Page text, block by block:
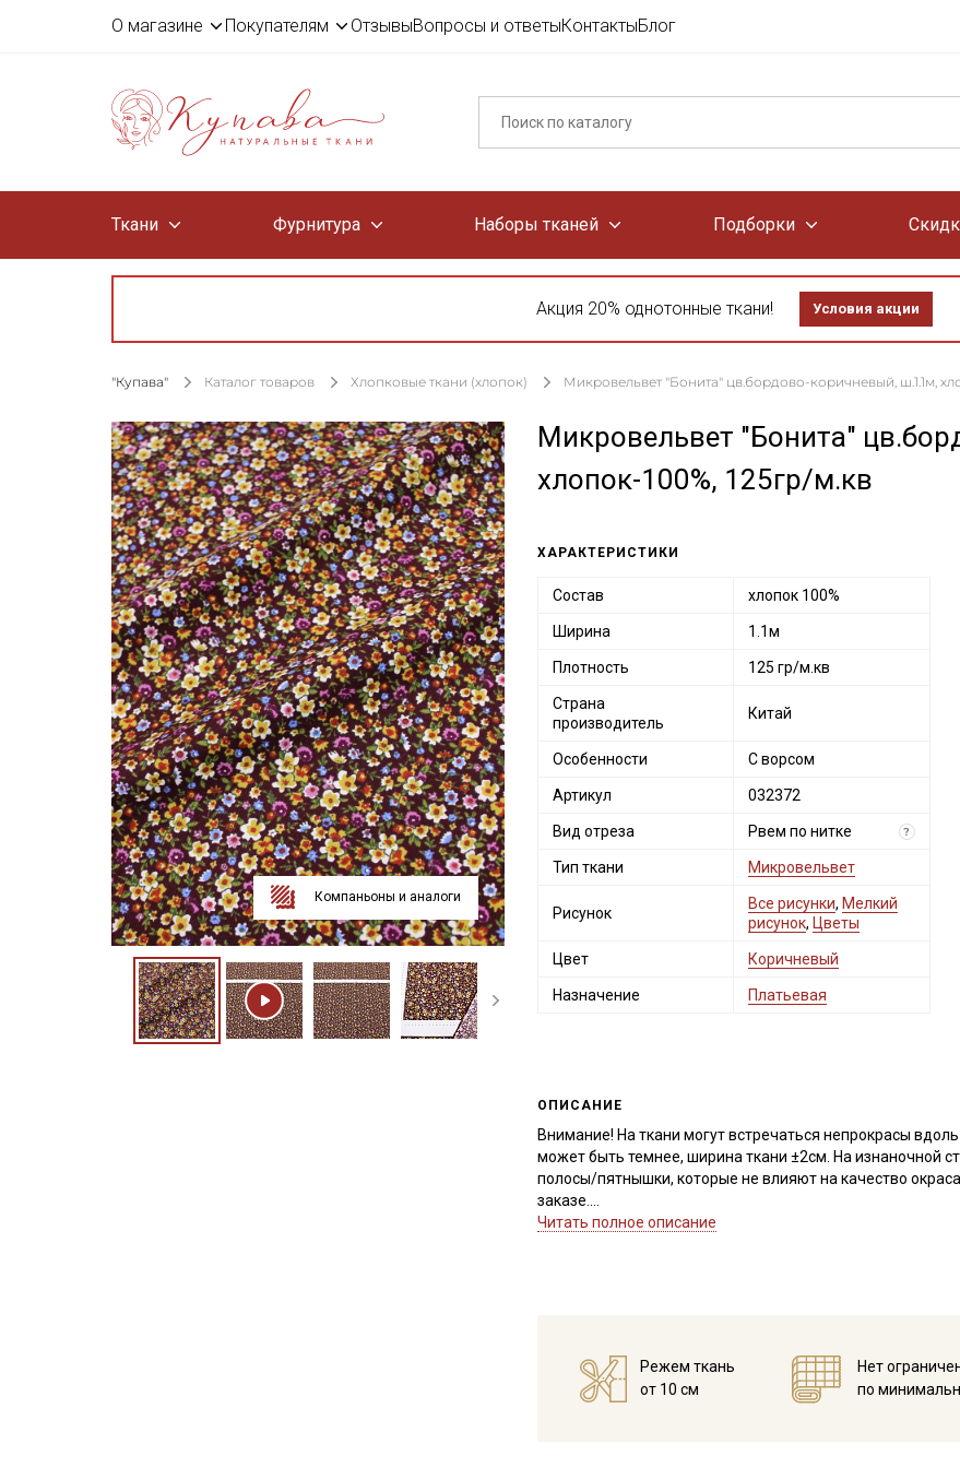
О магазине Покупателям ОтзывыВопросы и ответыКонтактыБлог
Ткани Фурнитура Наборы тканей Подборки
Акция 20% однотонные ткани! Условия акции
"Купава" Каталог товаров Хлопковые ткани (хлопок) Микровельвет "Бонита" цв.бордово-коричневый, ш.1.1м,
Компаньоны и аналоги
Микровельвет "Бонита"
хлопок-100%, 125гр/м.кв
ХАРАКТЕРИСТИКИ
Состав хлопок 100%
Ширина 1.1м
Плотность 125 гр/м.кв
Страна
производитель
Китай
Особенности С ворсом
Артикул 032372
Вид отреза Рвем по нитке ?
Тип ткани Микровельвет
Рисунок
Все рисунки, Мелкий
рисунок, Цветы
Цвет Коричневый
Назначение Платьевая
ОПИСАНИЕ
Внимание! На ткани могут встречаться непрокрасы
может быть темнее, ширина ткани ±2см. На изнаночной
полосы/пятнышки, которые не влияют на качество
заказе.
сильного облегания и натяжения, так как ткань из
средняя. Оттенок ткани меняется в зависимости от
элементы выкройки в одном направлении.
Читать полное описание
Режем ткань
от 10 см
Нет
по